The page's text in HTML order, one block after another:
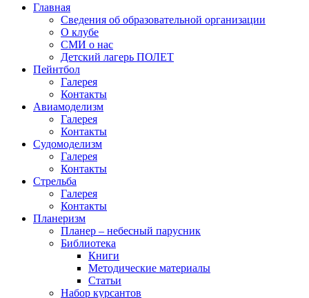
Главная
Сведения об образовательной организации
О клубе
СМИ о нас
Детский лагерь ПОЛЕТ
Пейнтбол
Галерея
Контакты
Авиамоделизм
Галерея
Контакты
Судомоделизм
Галерея
Контакты
Стрельба
Галерея
Контакты
Планеризм
Планер – небесный парусник
Библиотека
Книги
Методические материалы
Статьи
Набор курсантов